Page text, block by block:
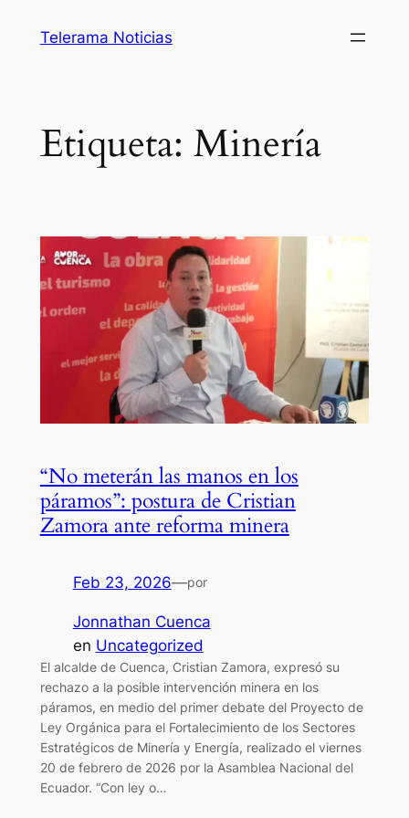
Telerama Noticias
Etiqueta: Minería
“No meterán las manos en los
páramos”: postura de Cristian
Zamora ante reforma minera
Feb 23, 2026—por
Jonnathan Cuenca
en Uncategorized
El alcalde de Cuenca, Cristian Zamora, expresó su
rechazo a la posible intervención minera en los
páramos, en medio del primer debate del Proyecto de
Ley Orgánica para el Fortalecimiento de los Sectores
Estratégicos de Minería y Energía, realizado el viernes
20 de febrero de 2026 por la Asamblea Nacional del
Ecuador. “Con ley o…